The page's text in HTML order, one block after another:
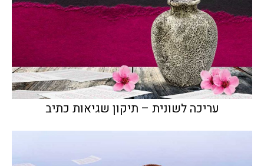
עריכה לשונית – תיקון שגיאות כתיב